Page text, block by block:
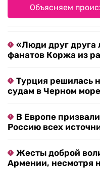
Объясняем
«Люди друг друга
фанатов Коржа из
Турция решилась
судам в Черном море
В Европе
Россию всех
Жесты доброй
Армении, несмотря